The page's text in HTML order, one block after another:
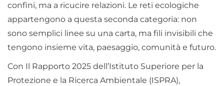
confini, ma a ricucire relazioni. Le reti ecologiche
appartengono a questa seconda categoria: non
sono semplici linee su una carta, ma fili invisibili che
tengono insieme vita, paesaggio, comunità e futuro.
Con Il Rapporto 2025 dell’Istituto Superiore per la
Protezione e la Ricerca Ambientale (ISPRA),